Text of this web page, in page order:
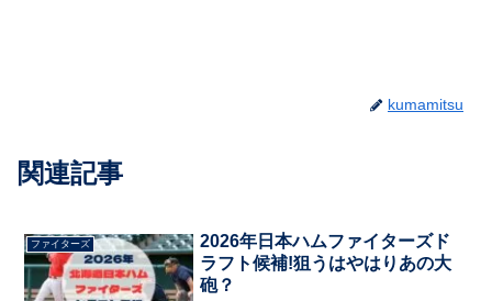
kumamitsu
関連記事
ファイターズ
2026年日本ハムファイターズド
ラフト候補!狙うはやはりあの大
砲？